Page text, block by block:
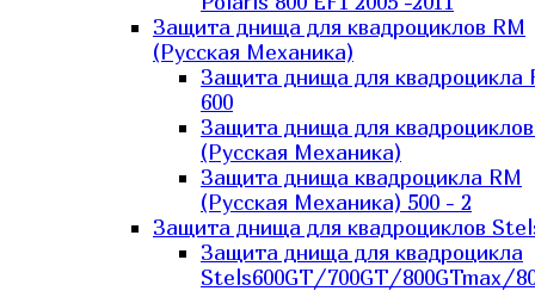
Защита днища для квадроциклов RM
(Русская Механика)
Защита днища для квадроцикла
600
Защита днища для
(Русская Механика)
Защита днища квадроцикла RM
(Русская Механика) 500 - 2
Защита днища для квадроциклов
Защита днища для квадроцикла
Stels600GT/700GT/800GTmax/